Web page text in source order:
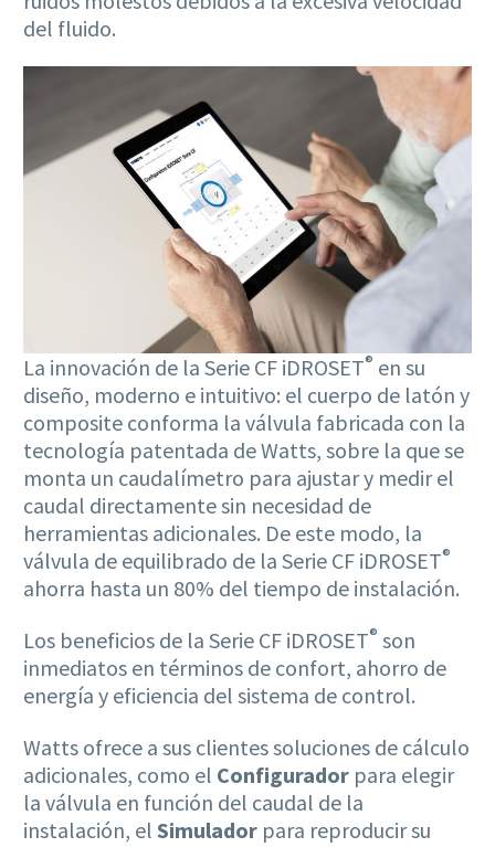
del fluido.
La innovación de la Serie CF iDROSET® en su
diseño, moderno e intuitivo: el cuerpo de latón y
composite conforma la válvula fabricada con la
tecnología patentada de Watts, sobre la que se
monta un caudalímetro para ajustar y medir el
caudal directamente sin necesidad de
herramientas adicionales. De este modo, la
válvula de equilibrado de la Serie CF iDROSET®
ahorra hasta un 80% del tiempo de instalación.
Los beneficios de la Serie CF iDROSET® son
inmediatos en términos de confort, ahorro de
energía y eficiencia del sistema de control.
Watts ofrece a sus clientes soluciones de cálculo
adicionales, como el Configurador para elegir
la válvula en función del caudal de la
instalación, el Simulador para reproducir su